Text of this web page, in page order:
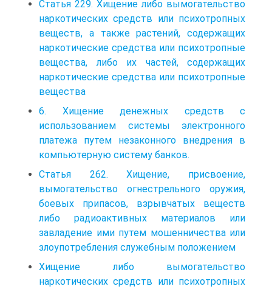
Статья 229. Хищение либо вымогательство
наркотических средств или психотропных
веществ, а также растений, содержащих
наркотические средства или психотропные
вещества, либо их частей, содержащих
наркотические средства или психотропные
вещества
6. Хищение денежных средств с
использованием системы электронного
платежа путем незаконного внедрения в
компьютерную систему банков.
Статья 262. Хищение, присвоение,
вымогательство огнестрельного оружия,
боевых припасов, взрывчатых веществ
либо радиоактивных материалов или
завладение ими путем мошенничества или
злоупотребления служебным положением
Хищение либо вымогательство
наркотических средств или психотропных